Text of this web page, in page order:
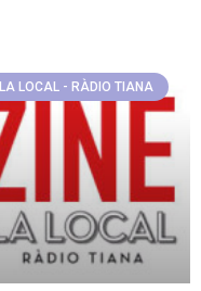
LA LOCAL - RÀDIO TIANA